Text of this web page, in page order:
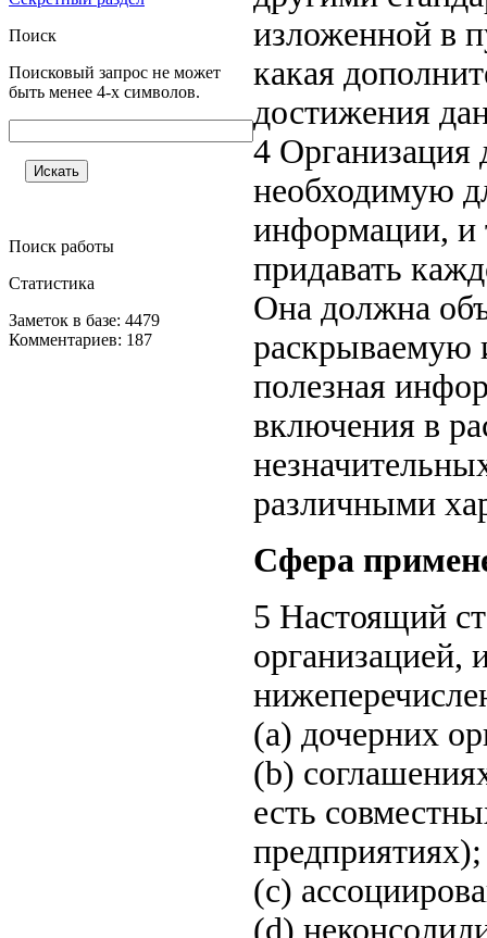
Поиск
Поисковый запрос не может
быть менее 4-х символов.
Поиск работы
Статистика
Заметок в базе: 4479
Комментариев: 187
изложенной в
какая
достижения
4 Организация
необходимую
информации, и
придавать
Она должна
раскрываемую
полезная
включения в
различными
Сфера
5 Настоящий
(a) дочерних
(b)
есть
предприятиях);
(c)
(d)